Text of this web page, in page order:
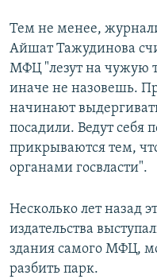
Тем не менее,
Айшат Тажудинова
МФЦ "лезут на чужую
иначе не назовешь.
начинают
посадили. Ведут себя
прикрываются тем,
органами госвласти".
Несколько лет назад
издательства
здания самого МФЦ,
разбить парк.